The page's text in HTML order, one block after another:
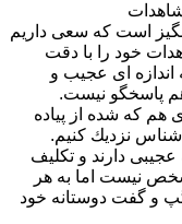
است كه سعی داریم
خود را با دقت
اندازه ای عجیب و
پاسخگو نیست.
كه شده از پیاده
نزدیك كنیم.
دارند و تكلیف
نیست اما به هر
و گفت دوستانه خود